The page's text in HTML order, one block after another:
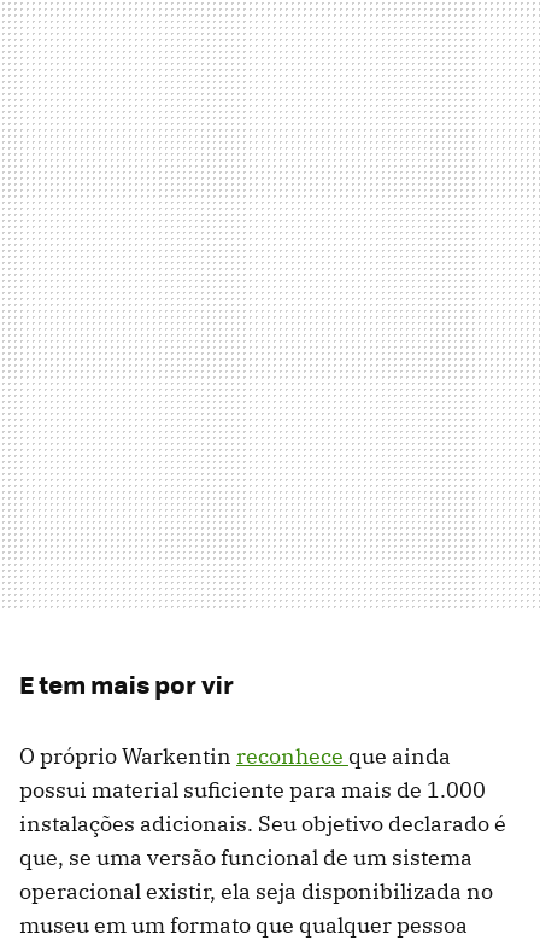
E tem mais por vir
O próprio Warkentin reconhece que ainda
possui material suficiente para mais de 1.000
instalações adicionais. Seu objetivo declarado é
que, se uma versão funcional de um sistema
operacional existir, ela seja disponibilizada no
museu em um formato que qualquer pessoa